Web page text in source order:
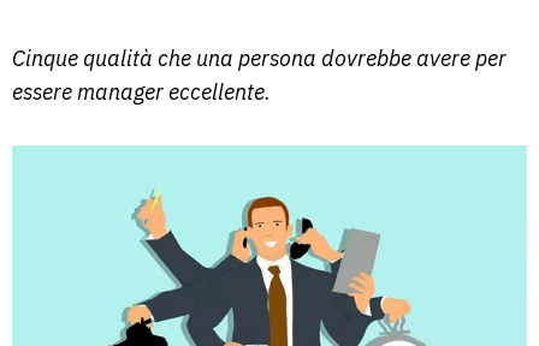
Cinque qualità che una persona dovrebbe avere per
essere manager eccellente.